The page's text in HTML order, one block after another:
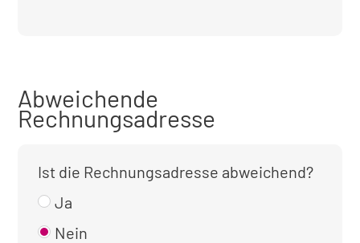
Abweichende
Rechnungsadresse
Ist die Rechnungsadresse abweichend?
Ja
Nein